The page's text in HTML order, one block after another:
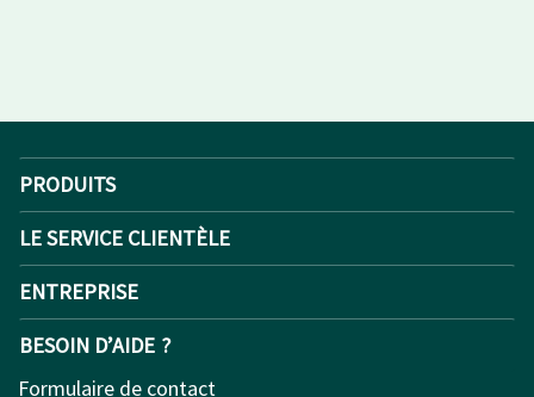
PRODUITS
LE SERVICE CLIENTÈLE
ENTREPRISE
BESOIN D’AIDE ?
Formulaire de contact